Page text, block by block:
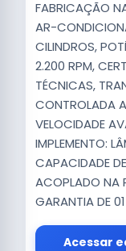
FABRICAÇÃO
AR-
CILINDROS,
2.200 RPM,
TÉCNICAS,
CONTROLADA
VELOCIDADE
IMPLEMENTO:
CAPACIDADE
ACOPLADO NA
GARANTIA DE
Acessar